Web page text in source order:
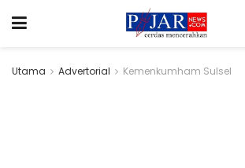
Utama Advertorial Kemenkumham Sulsel